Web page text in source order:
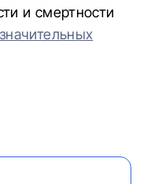
и смертности